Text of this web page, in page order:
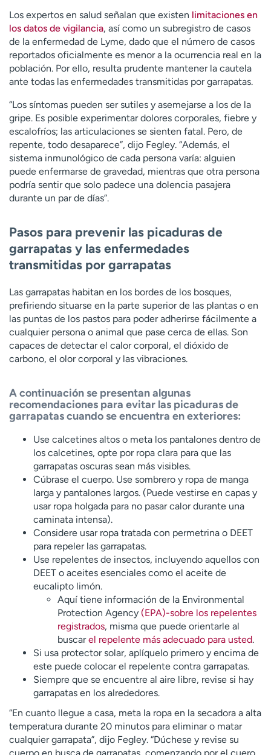
Los expertos en salud señalan que existen limitaciones en
los datos de vigilancia, así como un subregistro de casos
de la enfermedad de Lyme, dado que el número de casos
reportados oficialmente es menor a la ocurrencia real en la
población. Por ello, resulta prudente mantener la cautela
ante todas las enfermedades transmitidas por garrapatas.
“Los síntomas pueden ser sutiles y asemejarse a los de la
gripe. Es posible experimentar dolores corporales, fiebre y
escalofríos; las articulaciones se sienten fatal. Pero, de
repente, todo desaparece”, dijo Fegley. “Además, el
sistema inmunológico de cada persona varía: alguien
puede enfermarse de gravedad, mientras que otra persona
podría sentir que solo padece una dolencia pasajera
durante un par de días”.
Pasos para prevenir las picaduras de
garrapatas y las enfermedades
transmitidas por garrapatas
Las garrapatas habitan en los bordes de los bosques,
prefiriendo situarse en la parte superior de las plantas o en
las puntas de los pastos para poder adherirse fácilmente a
cualquier persona o animal que pase cerca de ellas. Son
capaces de detectar el calor corporal, el dióxido de
carbono, el olor corporal y las vibraciones.
A continuación se presentan algunas
recomendaciones para evitar las picaduras de
garrapatas cuando se encuentra en exteriores:
Use calcetines altos o meta los pantalones dentro de
los calcetines, opte por ropa clara para que las
garrapatas oscuras sean más visibles.
Cúbrase el cuerpo. Use sombrero y ropa de manga
larga y pantalones largos. (Puede vestirse en capas y
usar ropa holgada para no pasar calor durante una
caminata intensa).
Considere usar ropa tratada con permetrina o DEET
para repeler las garrapatas.
Use repelentes de insectos, incluyendo aquellos con
DEET o aceites esenciales como el aceite de
eucalipto limón.
Aquí tiene información de la Environmental
Protection Agency (EPA)-sobre los repelentes
registrados, misma que puede orientarle al
buscarel repelente más adecuado para usted.
Si usa protector solar, aplíquelo primero y encima de
este puede colocar el repelente contra garrapatas.
Siempre que se encuentre al aire libre, revise si hay
garrapatas en los alrededores.
“En cuanto llegue a casa, meta la ropa en la secadora a alta
temperatura durante 20 minutos para eliminar o matar
cualquier garrapata”, dijo Fegley. “Dúchese y revise su